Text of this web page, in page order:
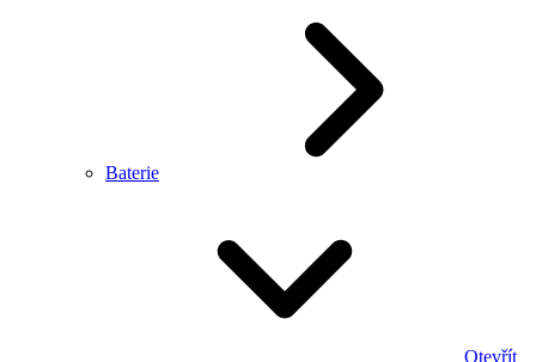
Baterie
Otevřít